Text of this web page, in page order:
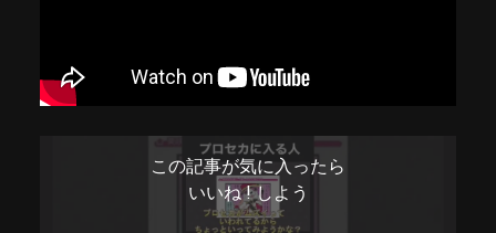
この記事が気に入ったら
いいね ! しよう